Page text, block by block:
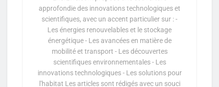
approfondie des innovations technologiques et
scientifiques, avec un accent particulier sur : -
Les énergies renouvelables et le stockage
énergétique - Les avancées en matière de
mobilité et transport - Les découvertes
scientifiques environnementales - Les
innovations technologiques - Les solutions pour
l'habitat Les articles sont rédigés avec un souci